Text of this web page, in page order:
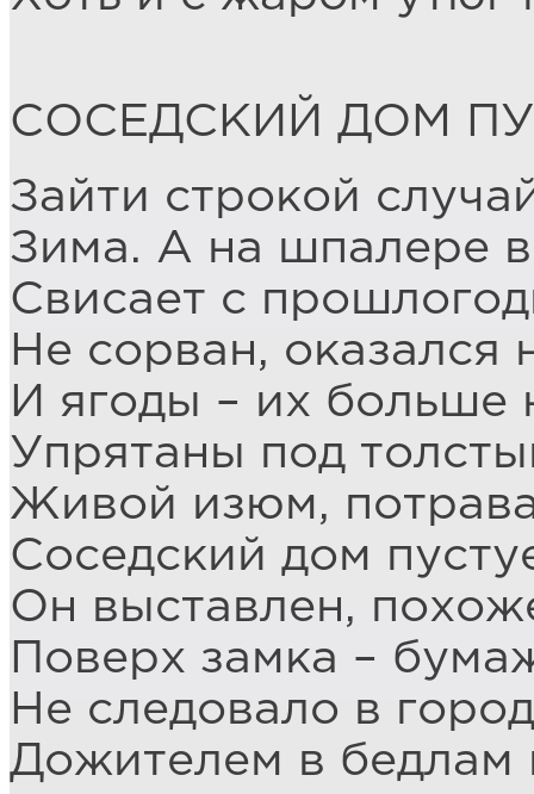
СОСЕДСКИЙ ДОМ
Зайти строкой
Зима. А на шпалере
Свисает с
Не сорван, оказался
И ягоды – их больше
Упрятаны под
Живой изюм,
Соседский дом
Он выставлен,
Поверх замка –
Не следовало в
Дожителем в бедлам